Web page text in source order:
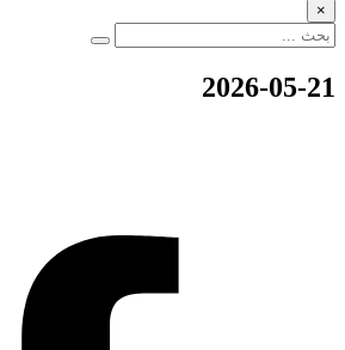
×
2026-05-21